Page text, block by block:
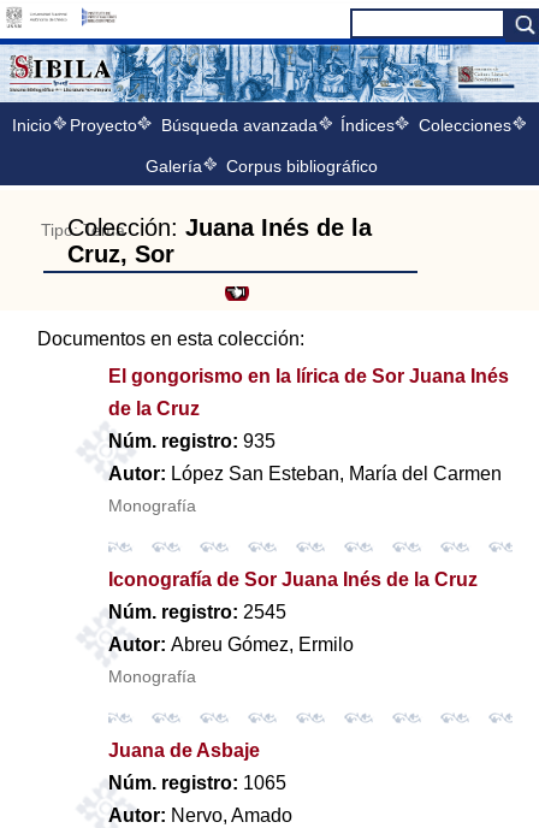
Inicio Proyecto Búsqueda avanzada Índices Colecciones
Galería Corpus bibliográfico
Colección: Juana Inés de la
Cruz, Sor
Tipo: Tema
Documentos en esta colección:
El gongorismo en la lírica de Sor Juana Inés
de la Cruz
Núm. registro: 935
Autor: López San Esteban, María del Carmen
Monografía
Iconografía de Sor Juana Inés de la Cruz
Núm. registro: 2545
Autor: Abreu Gómez, Ermilo
Monografía
Juana de Asbaje
Núm. registro: 1065
Autor: Nervo, Amado